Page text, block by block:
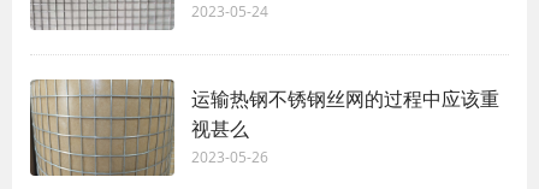
2023-05-24
运输热钢不锈钢丝网的过程中应该重
视甚么
2023-05-26